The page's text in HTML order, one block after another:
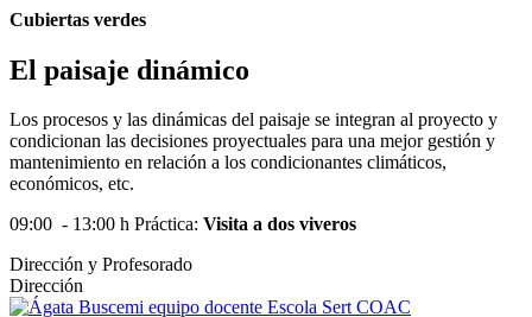
Cubiertas verdes
El paisaje dinámico
Los procesos y las dinámicas del paisaje se integran al proyecto y
condicionan las decisiones proyectuales para una mejor gestión y
mantenimiento en relación a los condicionantes climáticos,
económicos, etc.
09:00 - 13:00 h Práctica: Visita a dos viveros
Dirección y Profesorado
Dirección